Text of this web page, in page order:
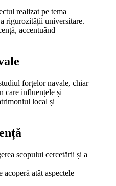
realizat pe tema
rigurozității universitare.
accentuând
forțelor navale, chiar
care influențele și
local și
scopului cercetării și a
atât aspectele